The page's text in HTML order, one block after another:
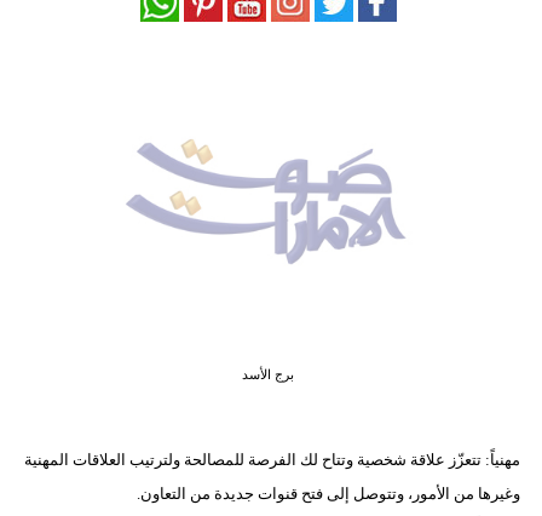
أزياء
برج الأسد
مهنياً: تتعزّز علاقة شخصية وتتاح لك الفرصة للمصالحة ولترتيب العلاقات المهنية
وغيرها من الأمور، وتتوصل إلى فتح قنوات جديدة من التعاون.